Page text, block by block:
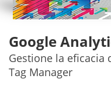
Google
Gestione la eficacia
Tag Manager